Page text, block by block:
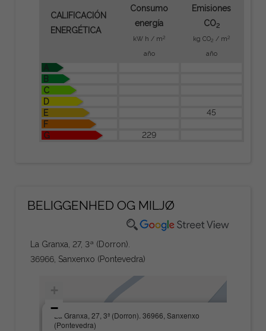
CALIFICACIÓN
ENERGÉTICA
Consumo
energía
kW h / m 2
año
Emisiones
CO2
kg CO2 / m 2
año
A
B
C
D
E
45
F
G
229
BELIGGENHED OG MILJØ
La Granxa, 27, 3ª (Dorron).
36966, Sanxenxo (Pontevedra)
La Granxa, 27, 3ª (Dorron). 36966, Sanxenxo
(Pontevedra)
−